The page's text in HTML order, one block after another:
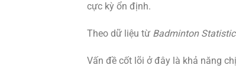
cực kỳ ổn định.
Theo dữ liệu từ Badminton
Vấn đề cốt lõi ở đây là khả năng